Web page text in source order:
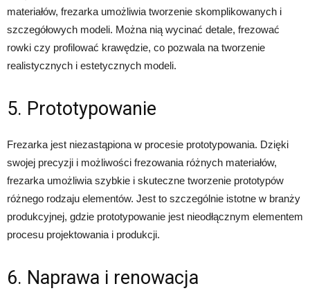
materiałów, frezarka umożliwia tworzenie skomplikowanych i
szczegółowych modeli. Można nią wycinać detale, frezować
rowki czy profilować krawędzie, co pozwala na tworzenie
realistycznych i estetycznych modeli.
5. Prototypowanie
Frezarka jest niezastąpiona w procesie prototypowania. Dzięki
swojej precyzji i możliwości frezowania różnych materiałów,
frezarka umożliwia szybkie i skuteczne tworzenie prototypów
różnego rodzaju elementów. Jest to szczególnie istotne w branży
produkcyjnej, gdzie prototypowanie jest nieodłącznym elementem
procesu projektowania i produkcji.
6. Naprawa i renowacja